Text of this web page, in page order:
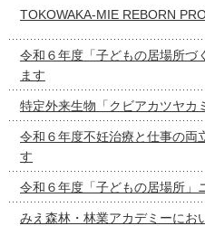
TOKOWAKA-MIE REBORN
令和６年度「子どもの居場所
ます
特定外来生物「クビアカツヤカ
令和６年度不妊治療と仕事の両
す
令和６年度「子どもの居場所」
みえ森林・林業アカデミーにお